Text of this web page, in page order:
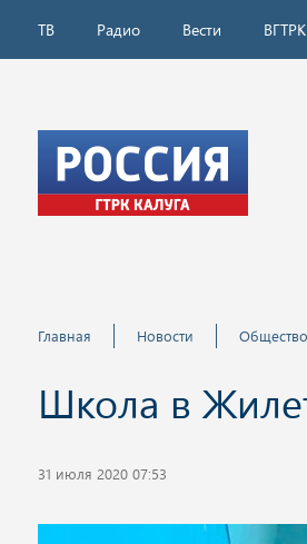
ТВ Радио Вести ВГТРК
Главная Новости Общество
Школа в
31 июля 2020 07:53